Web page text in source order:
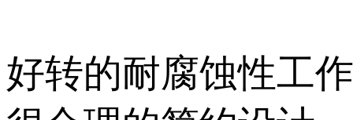
好转的耐腐蚀性工